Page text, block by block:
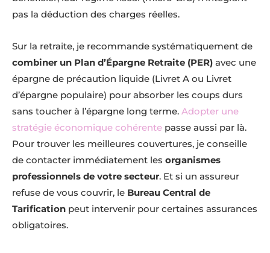
pas la déduction des charges réelles.
Sur la retraite, je recommande systématiquement de
combiner un Plan d’Épargne Retraite (PER) avec une
épargne de précaution liquide (Livret A ou Livret
d’épargne populaire) pour absorber les coups durs
sans toucher à l’épargne long terme. Adopter une
stratégie économique cohérente passe aussi par là.
Pour trouver les meilleures couvertures, je conseille
de contacter immédiatement les organismes
professionnels de votre secteur. Et si un assureur
refuse de vous couvrir, le Bureau Central de
Tarification peut intervenir pour certaines assurances
obligatoires.